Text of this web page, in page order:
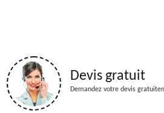
Devis gratuit
Demandez votre devis